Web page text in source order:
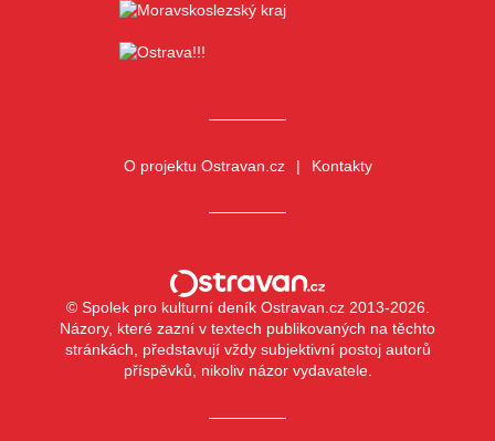
O projektu Ostravan.cz Kontakty
© Spolek pro kulturní deník Ostravan.cz 2013-2026.
Názory, které zazní v textech publikovaných na těchto
stránkách, představují vždy subjektivní postoj autorů
příspěvků, nikoliv názor vydavatele.